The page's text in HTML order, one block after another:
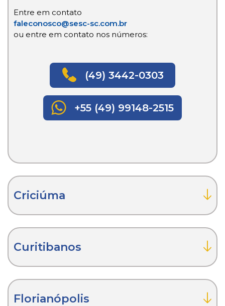
Entre em contato
faleconosco@sesc-sc.com.br
ou entre em contato nos números:
(49) 3442-0303
+55 (49) 99148-2515
Criciúma
Curitibanos
Florianópolis